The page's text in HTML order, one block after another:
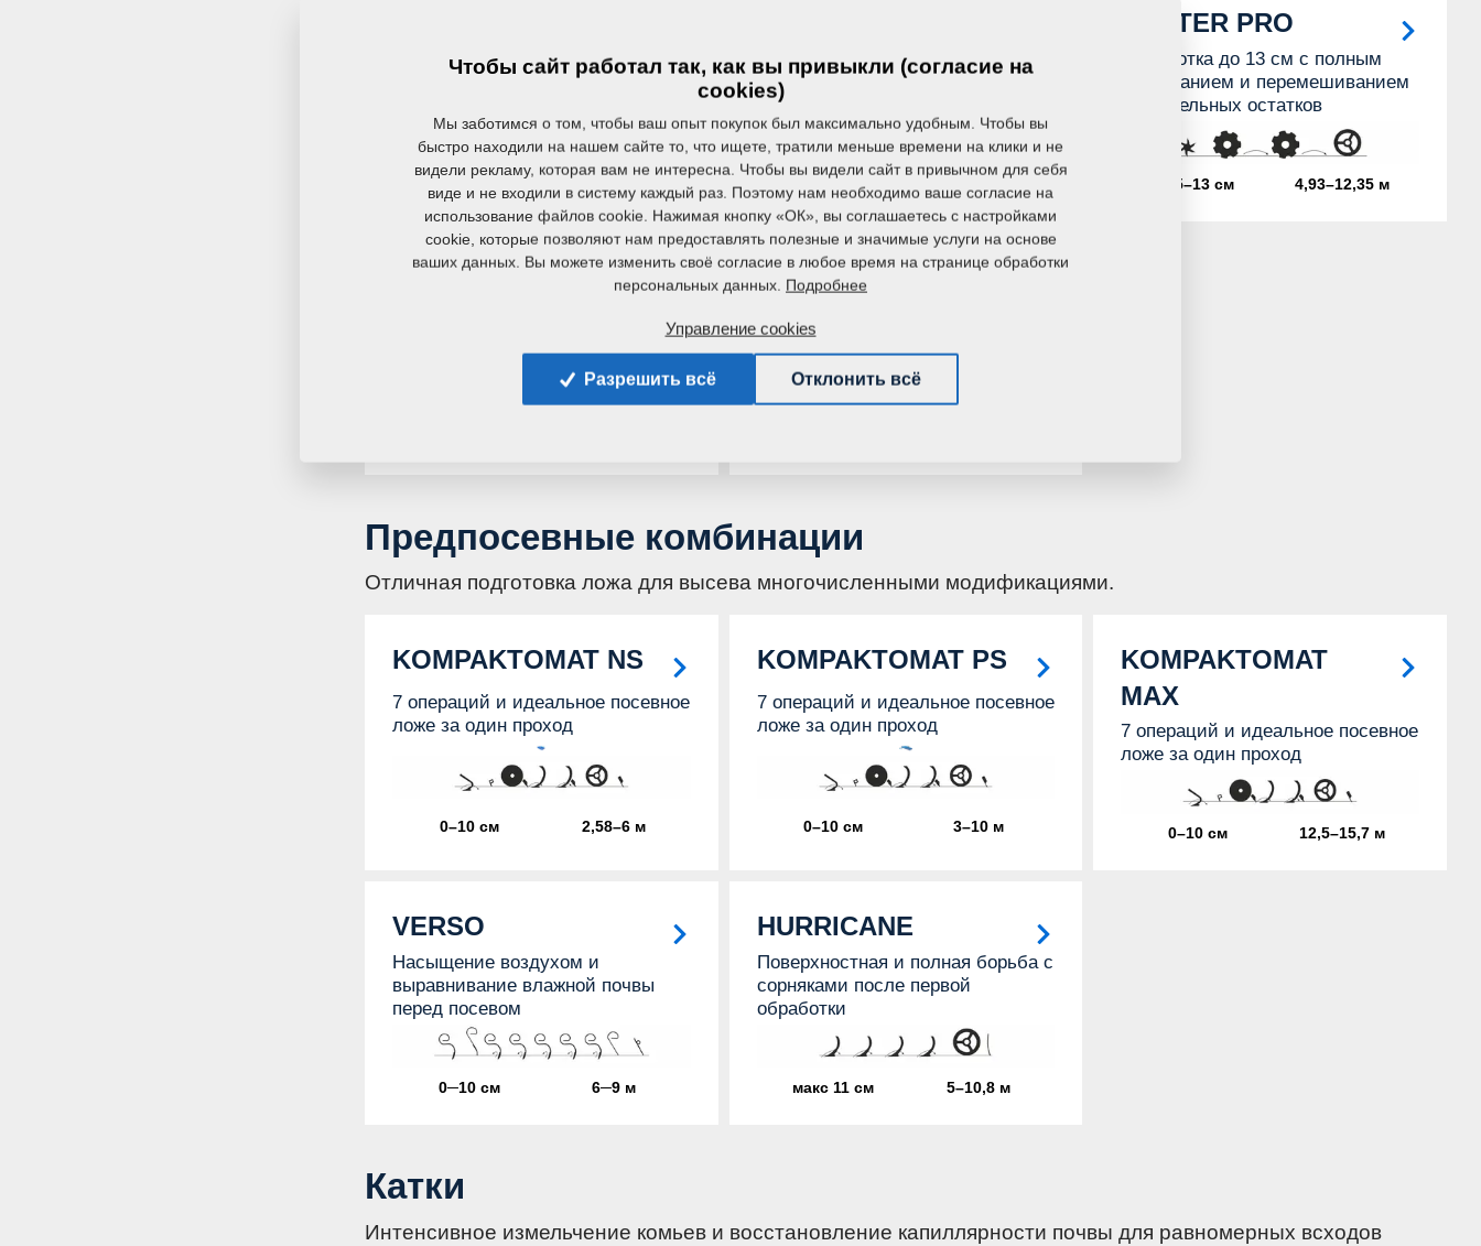
Обработка до 13 см с полным
подрезанием и перемешиванием
3,5–13 см
Обработка до 13 см с полным
подрезанием и перемешиванием
растительных остатков
3,5–13 см 3,99–11,67 м
SOFTER PRO
Обработка до 13 см с полным
подрезанием и перемешиванием
растительных остатков
3,5–13 см 4,93–12,35 м
DISKOMAT N
подрезанием и перемешиванием
растительных остатков
DISKOMAT PS
подрезанием и перемешиванием
растительных остатков
Предпосевные комбинации
Отличная подготовка ложа для высева многочисленными модификациями.
KOMPAKTOMAT NS
7 операций и идеальное посевное
ложе за один проход
0–10 см 2,58–6 м
KOMPAKTOMAT PS
7 операций и идеальное посевное
ложе за один проход
0–10 см 3–10 м
KOMPAKTOMAT
MAX
7 операций и идеальное посевное
ложе за один проход
0–10 см 12,5–15,7 м
VERSO
Насыщение воздухом и
выравнивание влажной почвы
перед посевом
0─10 см 6─9 м
HURRICANE
Поверхностная и полная борьба с
сорняками после первой
обработки
макс 11 см 5–10,8 м
Катки
Интенсивное измельчение комьев и восстановление капиллярности почвы для равномерных всходов
Чтобы сайт работал так, как вы привыкли (согласие на
cookies)
Мы заботимся о том, чтобы ваш опыт покупок был максимально удобным. Чтобы вы
быстро находили на нашем сайте то, что ищете, тратили меньше времени на клики и не
видели рекламу, которая вам не интересна. Чтобы вы видели сайт в привычном для себя
виде и не входили в систему каждый раз. Поэтому нам необходимо ваше согласие на
использование файлов cookie. Нажимая кнопку «ОК», вы соглашаетесь с настройками
cookie, которые позволяют нам предоставлять полезные и значимые услуги на основе
ваших данных. Вы можете изменить своё согласие в любое время на странице обработки
персональных данных. Подробнее
Управление cookies
Разрешить всё Отклонить всё